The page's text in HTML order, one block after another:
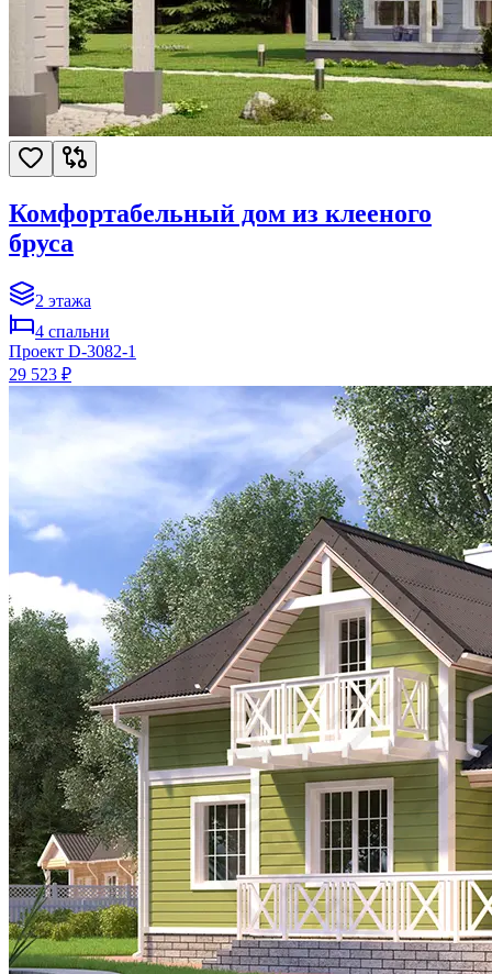
Комфортабельный дом из клееного
бруса
2 этажа
4 спальни
Проект D-3082-1
29 523 ₽